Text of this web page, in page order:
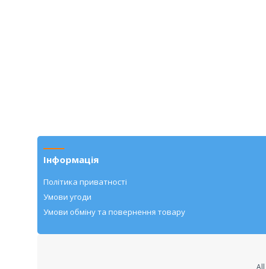
Інформація
Політика приватності
Умови угоди
Умови обміну та повернення товару